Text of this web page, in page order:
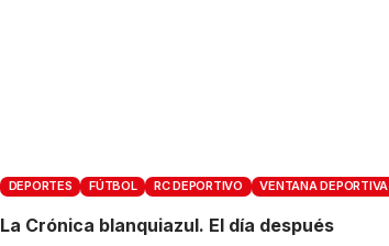
DEPORTES FÚTBOL RC DEPORTIVO VENTANA DEPORTIVA
La Crónica blanquiazul. El día después